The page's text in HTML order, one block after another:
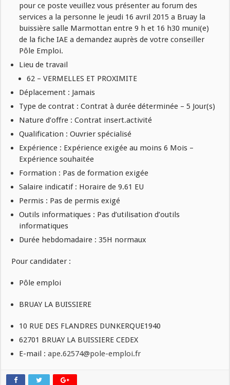
pour ce poste veuillez vous présenter au forum des
services a la personne le jeudi 16 avril 2015 a Bruay la
buissière salle Marmottan entre 9 h et 16 h30 muni(e)
de la fiche IAE a demandez auprès de votre conseiller
Pôle Emploi.
Lieu de travail
62 – VERMELLES ET PROXIMITE
Déplacement : Jamais
Type de contrat : Contrat à durée déterminée – 5 Jour(s)
Nature d’offre : Contrat insert.activité
Qualification : Ouvrier spécialisé
Expérience : Expérience exigée au moins 6 Mois –
Expérience souhaitée
Formation : Pas de formation exigée
Salaire indicatif : Horaire de 9.61 EU
Permis : Pas de permis exigé
Outils informatiques : Pas d’utilisation d’outils
informatiques
Durée hebdomadaire : 35H normaux
Pour candidater :
Pôle emploi
BRUAY LA BUISSIERE
10 RUE DES FLANDRES DUNKERQUE1940
62701 BRUAY LA BUISSIERE CEDEX
E-mail :ape.62574@pole-emploi.fr